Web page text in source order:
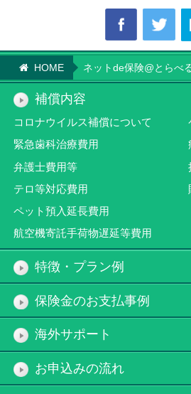
HOME ネットde保険@とらべ
補償内容
コロナウイルス補償について
緊急歯科治療費用
弁護士費用等
テロ等対応費用
ペット預入延長費用
航空機寄託手荷物遅延等費用
特徴・プラン例
保険金のお支払事例
海外サポート
お申込みの流れ